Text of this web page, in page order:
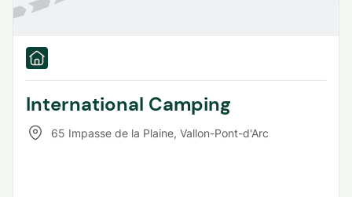
International Camping
65 Impasse de la Plaine, Vallon-Pont-d'Arc